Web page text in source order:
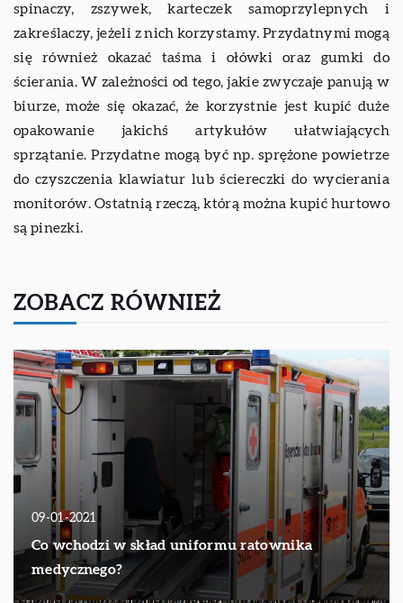
spinaczy, zszywek, karteczek samoprzylepnych i
zakreślaczy, jeżeli z nich korzystamy. Przydatnymi mogą
się również okazać taśma i ołówki oraz gumki do
ścierania. W zależności od tego, jakie zwyczaje panują w
biurze, może się okazać, że korzystnie jest kupić duże
opakowanie jakichś artykułów ułatwiających
sprzątanie. Przydatne mogą być np. sprężone powietrze
do czyszczenia klawiatur lub ściereczki do wycierania
monitorów. Ostatnią rzeczą, którą można kupić hurtowo
są pinezki.
ZOBACZ RÓWNIEŻ
09-01-2021
Co wchodzi w skład uniformu ratownika
medycznego?